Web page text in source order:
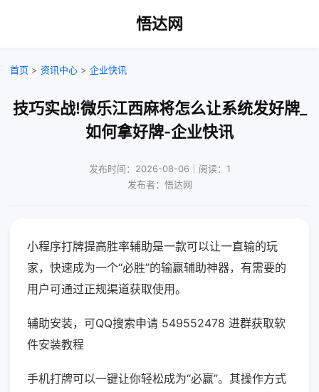
悟达网
首页 > 资讯中心 > 企业快讯
技巧实战!微乐江西麻将怎么让系统发好牌_
如何拿好牌-企业快讯
发布时间：2026-08-06｜阅读：1
发布者：悟达网
小程序打牌提高胜率辅助是一款可以让一直输的玩
家，快速成为一个“必胜”的输赢辅助神器，有需要的
用户可通过正规渠道获取使用。
辅助安装，可QQ搜索申请 549552478 进群获取软
件安装教程
手机打牌可以一键让你轻松成为“必赢”。其操作方式